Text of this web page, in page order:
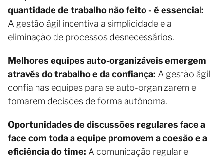
quantidade de trabalho não feito - é essencial:
A gestão ágil incentiva a simplicidade e a
eliminação de processos desnecessários.
Melhores equipes auto-organizáveis emergem
através do trabalho e da confiança: A gestão ágil
confia nas equipes para se auto-organizarem e
tomarem decisões de forma autônoma.
Oportunidades de discussões regulares face a
face com toda a equipe promovem a coesão e a
eficiência do time: A comunicação regular e